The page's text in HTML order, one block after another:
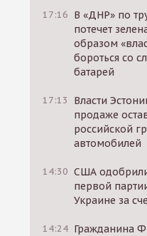
17:16 В «ДНР» по
потечет
образом
бороться со
батарей
17:13
Власти
продаже
российской
автомобилей
14:30 США
первой
Украине за
14:24 Гражданина